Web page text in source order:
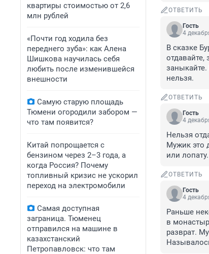
квартиры стоимостью от 2,6
млн рублей
«Почти год ходила без
переднего зуба»: как Алена
Шишкова научилась себя
любить после изменившейся
внешности
Самую старую площадь
Тюмени огородили забором —
что там появится?
Китай попрощается с
бензином через 2–3 года, а
когда Россия? Почему
топливный кризис не ускорил
переход на электромобили
Самая доступная
заграница. Тюменец
отправился на машине в
казахстанский
Петропавловск: что там
ОТВЕТИТЬ
Гость
4
В сказке
нельзя.
ОТВЕТИТЬ
Гость
4
Нельзя
Мужик это
или лопату.
ОТВЕТИТЬ
Гость
4
Раньше
в
разврат.